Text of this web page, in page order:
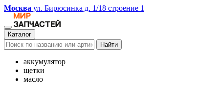
Москва ул. Бирюсинка д. 1/18 строение 1
Каталог
Найти
аккумулятор
щетки
масло